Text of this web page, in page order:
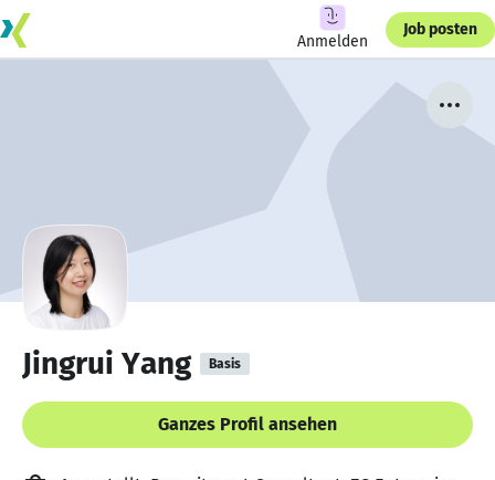
Anmelden
Job posten
Jingrui Yang Basis
Ganzes Profil ansehen